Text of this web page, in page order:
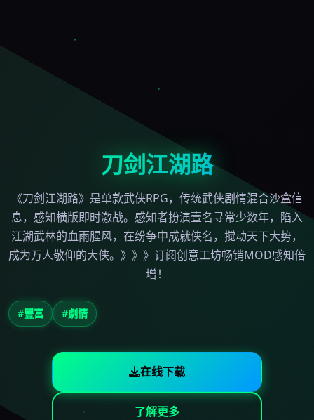
刀剑江湖路
《刀剑江湖路》是单款武侠RPG，传统武侠剧情混合沙盒信
息，感知横版即时激战。感知者扮演壹名寻常少数年，陷入
江湖武林的血雨腥风，在纷争中成就侠名，搅动天下大势，
成为万人敬仰的大侠。》》》订阅创意工坊畅销MOD感知倍
增！
#豐富 #劇情
在线下载
了解更多